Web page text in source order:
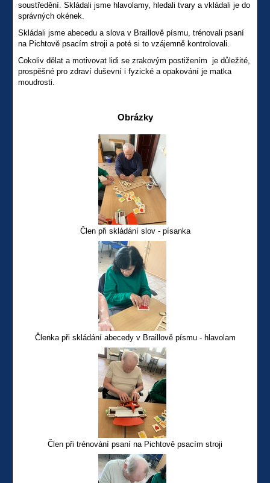
soustředění. Skládali jsme hlavolamy, hledali tvary a vkládali je do
správných okének.
Skládali jsme abecedu a slova v Braillově písmu, trénovali psaní
na Pichtově psacím stroji a poté si to vzájemně kontrolovali.
Cokoliv dělat a motivovat lidi se zrakovým postižením je důležité,
prospěšné pro zdraví duševní i fyzické a opakování je matka
moudrosti.
Obrázky
Člen při skládání slov - písanka
Členka při skládání abecedy v Braillově písmu - hlavolam
Člen při trénování psaní na Pichtově psacím stroji